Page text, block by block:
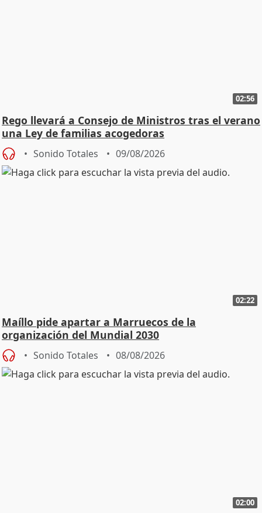
02:56
Rego llevará a Consejo de Ministros tras el verano
una Ley de familias acogedoras
Sonido Totales 09/08/2026
02:22
Maíllo pide apartar a Marruecos de la
organización del Mundial 2030
Sonido Totales 08/08/2026
02:00